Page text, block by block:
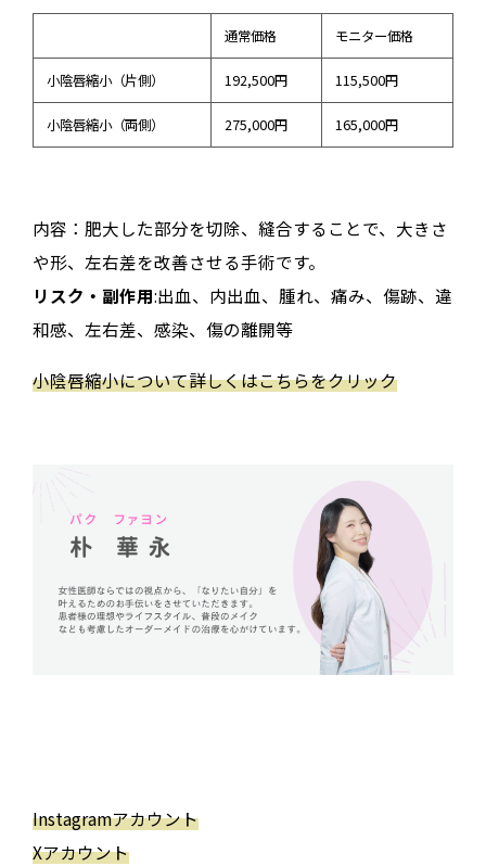
通常価格 モニター価格
小陰唇縮小（片側） 192,500円 115,500円
小陰唇縮小（両側） 275,000円 165,000円
内容： 肥大した部分を切除、縫合することで、大きさ
や形、左右差を改善させる手術です。
リスク・副作用:出血、内出血、腫れ、痛み、傷跡、違
和感、左右差、感染、傷の離開等
小陰唇縮小について詳しくはこちらをクリック
Instagramアカウント
Xアカウント